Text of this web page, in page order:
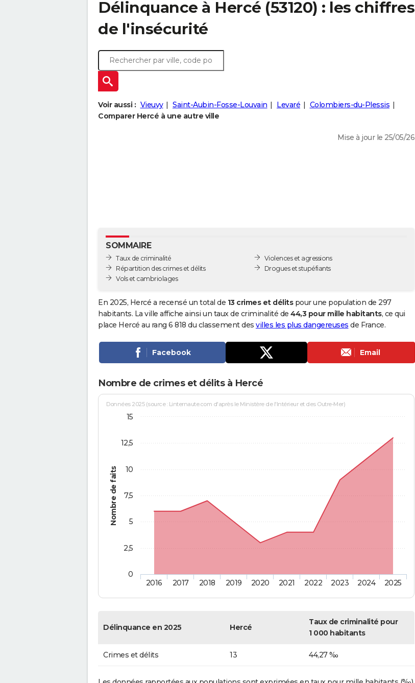
Délinquance à Hercé (53120) : les chiffres
de l'insécurité
Voir aussi : Vieuvy Saint-Aubin-Fosse-Louvain Levaré
Colombiers-du-Plessis
Comparer Hercé à une autre ville
Mise à jour le 25/05/26
SOMMAIRE
Taux de criminalité
Répartition des crimes et délits
Vols et cambriolages
Violences et agressions
Drogues et stupéfiants
En 2025, Hercé a recensé un total de 13 crimes et délitspour une population de 297
habitants. La ville affiche ainsi un taux de criminalité de 44,3 pour mille habitants, ce qui
place Hercé au rang 6 818 du classement des villes les plus dangereuses de France.
Facebook Email
Nombre de crimes et délits à Hercé
Nombre de faits
Données 2025 (source : Linternaute.com d'après le Ministère de l'Intérieur et des Outre-Mer)
2016 2017 2018 2019 2020 2021 2022 2023 2024 2025
0
2,5
5
7,5
10
12,5
15
Délinquance en 2025 Hercé
Taux de criminalité pour
1 000 habitants
Crimes et délits 13 44,27 ‰